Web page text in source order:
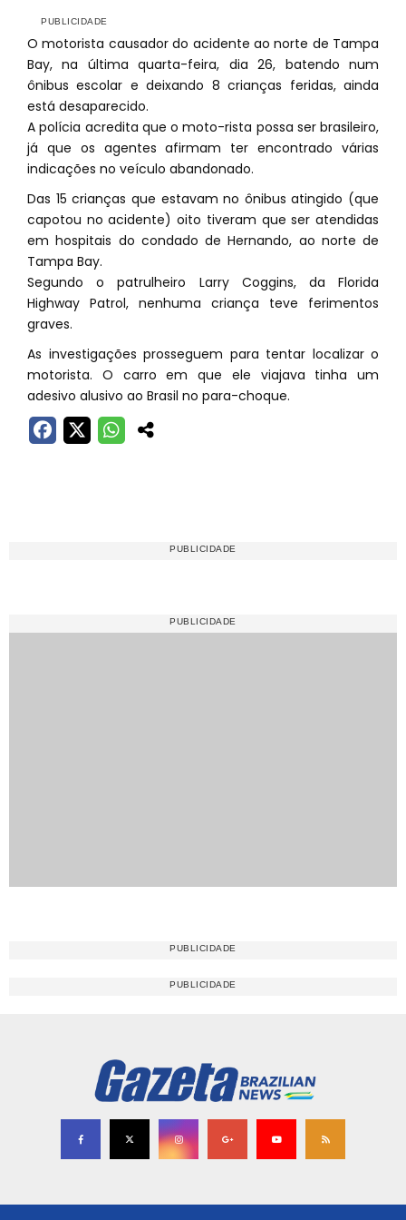
O motorista causador do acidente ao norte de Tampa
Bay, na última quarta-feira, dia 26, batendo num
ônibus escolar e deixando 8 crianças feridas, ainda
está desaparecido.
A polícia acredita que o moto-rista possa ser brasileiro,
já que os agentes afirmam ter encontrado várias
indicações no veículo abandonado.
Das 15 crianças que estavam no ônibus atingido (que
capotou no acidente) oito tiveram que ser atendidas
em hospitais do condado de Hernando, ao norte de
Tampa Bay.
Segundo o patrulheiro Larry Coggins, da Florida
Highway Patrol, nenhuma criança teve ferimentos
graves.
As investigações prosseguem para tentar localizar o
motorista. O carro em que ele viajava tinha um
adesivo alusivo ao Brasil no para-choque.